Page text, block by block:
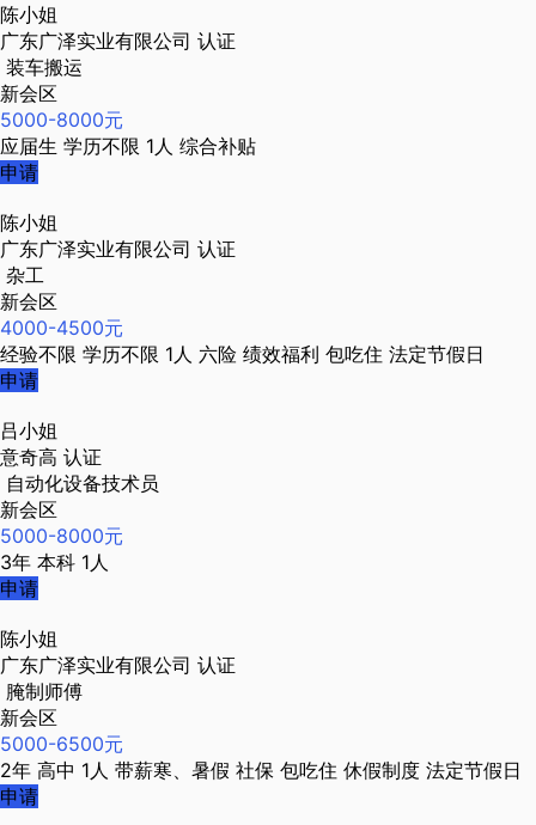
陈小姐
广东广泽实业有限公司 认证
装车搬运
新会区
5000-8000元
应届生 学历不限 1人 综合补贴
申请
陈小姐
广东广泽实业有限公司 认证
杂工
新会区
4000-4500元
经验不限 学历不限 1人 六险 绩效福利 包吃住 法定节假日
申请
吕小姐
意奇高 认证
自动化设备技术员
新会区
5000-8000元
3年 本科 1人
申请
陈小姐
广东广泽实业有限公司 认证
腌制师傅
新会区
5000-6500元
2年 高中 1人 带薪寒、暑假 社保 包吃住 休假制度 法定节假日
申请